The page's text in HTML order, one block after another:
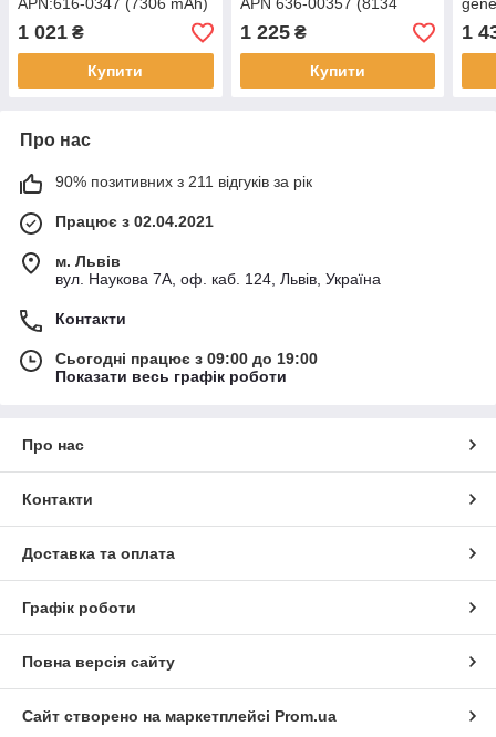
APN:616-0347 (7306 mAh)
Original
1 021 ₴
Купити
APN 636-00357 (8134
mAh) Original
1 225₴
Купити
1
Про нас
90% позитивних з 211 відгуків за рік
Працює з 02.04.2021
м. Львів
вул. Наукова 7А, оф. каб. 124, Львів, Україна
Контакти
Сьогодні працює з 09:00 до 19:00
Показати весь графік роботи
Про нас
Контакти
Доставка та оплата
Графік роботи
Повна версія сайту
Сайт створено на маркетплейсі Prom.ua